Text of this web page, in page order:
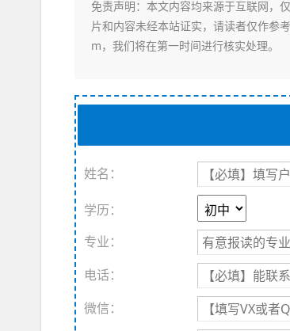
免责声明：本文内容均来源于互联网，
片和内容未经本站证实，请读者仅作参
m，我们将在第一时间进行核实处理。
姓名：
学历：
专业：
电话：
微信：